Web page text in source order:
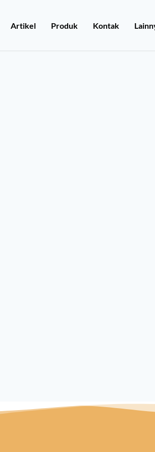
Artikel Produk Kontak